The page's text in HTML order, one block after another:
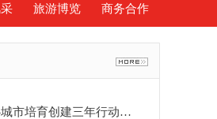
旅游博览 商务合作
《西安国际消费中心城市培育创建三年行动方...